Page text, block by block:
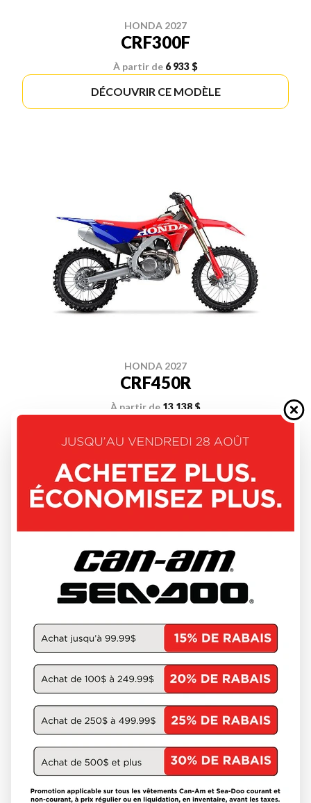
HONDA 2027
CRF300F
À partir de 6 933 $
DÉCOUVRIR CE MODÈLE
HONDA 2027
CRF450R
À partir de 13 138 $
HONDA 2027
CRF450RX
À partir de13 288 $
DÉCOUVRIR CE MODÈLE